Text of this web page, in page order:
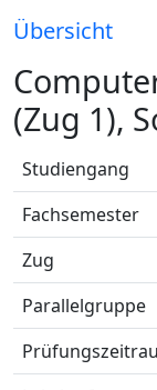
Übersicht
(Zug 1),
Studiengang
Fachsemester
Zug
Parallelgruppe